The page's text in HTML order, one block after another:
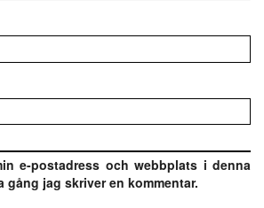
e-postadress och webbplats i denna
gång jag skriver en kommentar.